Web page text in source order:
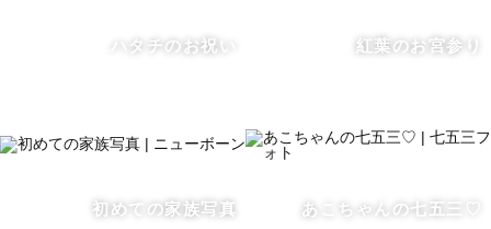
午前中が可能枠となっておりますが、午後にすることも可
全国どこへでも駆けつけます。
ハタチのお祝い 紅葉のお宮参り
初めての家族写真 あこちゃんの七五三♡